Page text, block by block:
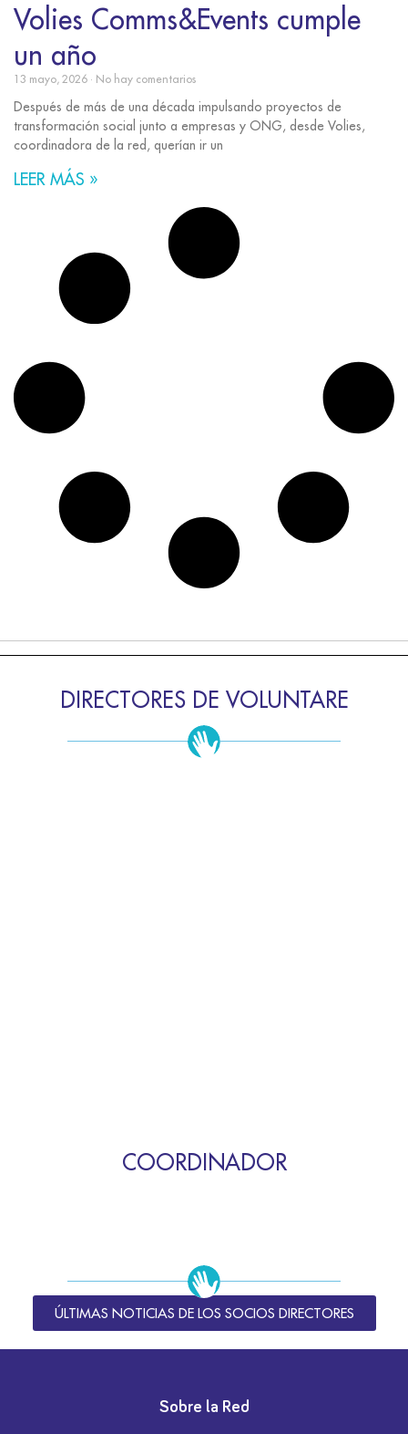
Volies Comms&Events cumple
un año
13 mayo, 2026 No hay comentarios
Después de más de una década impulsando proyectos de
transformación social junto a empresas y ONG, desde Volies,
coordinadora de la red, querían ir un
LEER MÁS »
DIRECTORES DE VOLUNTARE
COORDINADOR
ÚLTIMAS NOTICIAS DE LOS SOCIOS DIRECTORES
Sobre la Red